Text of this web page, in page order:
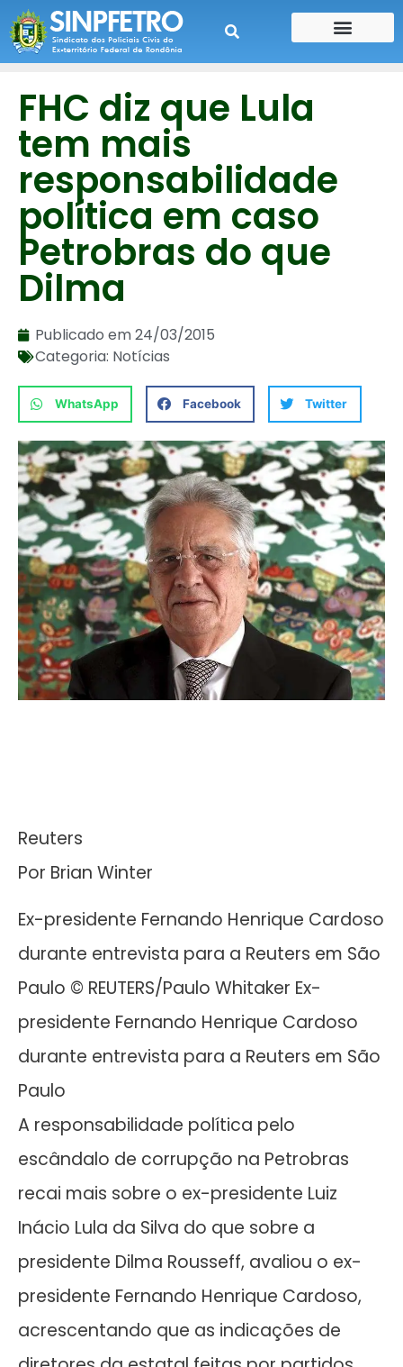
FHC diz que Lula
tem mais
responsabilidade
política em caso
Petrobras do que
Dilma
Publicado em24/03/2015
Categoria: Notícias
WhatsApp Facebook Twitter
Reuters
Por Brian Winter
Ex-presidente Fernando Henrique Cardoso
durante entrevista para a Reuters em São
Paulo © REUTERS/Paulo Whitaker Ex-
presidente Fernando Henrique Cardoso
durante entrevista para a Reuters em São
Paulo
A responsabilidade política pelo
escândalo de corrupção na Petrobras
recai mais sobre o ex-presidente Luiz
Inácio Lula da Silva do que sobre a
presidente Dilma Rousseff, avaliou o ex-
presidente Fernando Henrique Cardoso,
acrescentando que as indicações de